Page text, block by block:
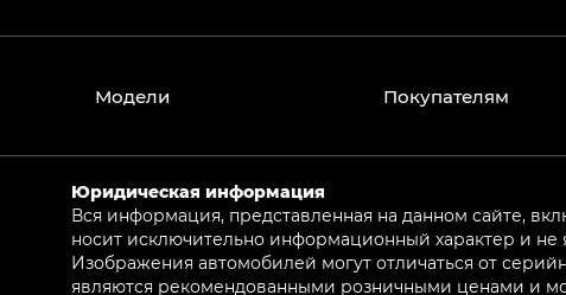
Модели Покупателям
Юридическая информация
Вся информация, представленная на данном сайте,
носит исключительно информационный характер и
Изображения автомобилей могут отличаться от
являются рекомендованными розничными ценами и